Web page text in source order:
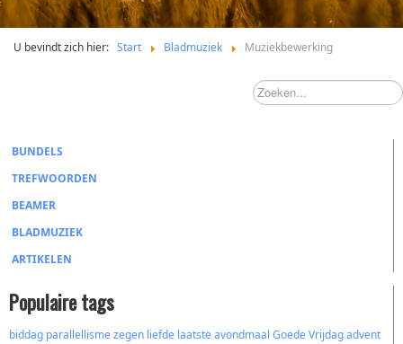
U bevindt zich hier: Start Bladmuziek Muziekbewerking
BUNDELS
TREFWOORDEN
BEAMER
BLADMUZIEK
ARTIKELEN
Populaire tags
biddag parallellismezegen liefde laatste avondmaal Goede Vrijdagadvent